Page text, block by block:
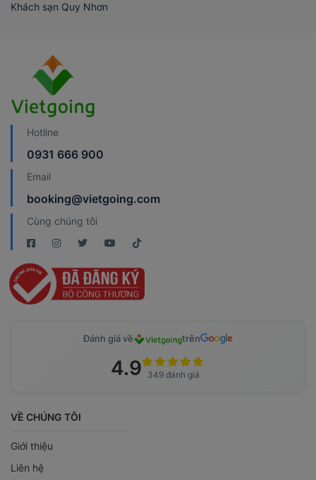
Khách sạn Quy Nhơn
Hotline
0931 666 900
Email
booking@vietgoing.com
Cùng chúng tôi
Đánh giá về trên
4.9 349 đánh giá
VỀ CHÚNG TÔI
Giới thiệu
Liên hệ